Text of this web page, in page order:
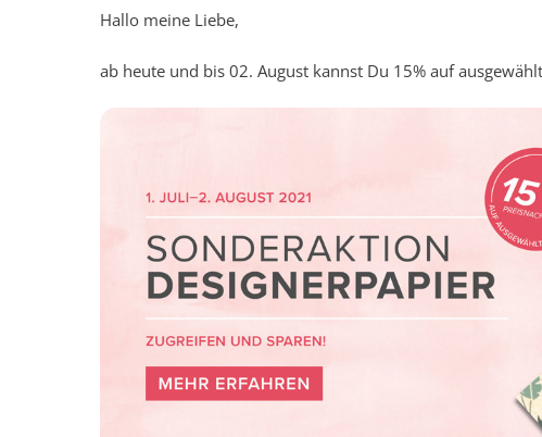
Hallo meine Liebe,
ab heute und bis 02. August kannst Du 15% auf